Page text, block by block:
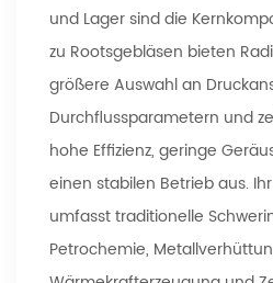
und Lager sind die
zu Rootsgebläsen bieten
größere Auswahl an
Durchflussparametern und
hohe Effizienz, geringe
einen stabilen Betrieb aus.
umfasst traditionelle
Petrochemie,